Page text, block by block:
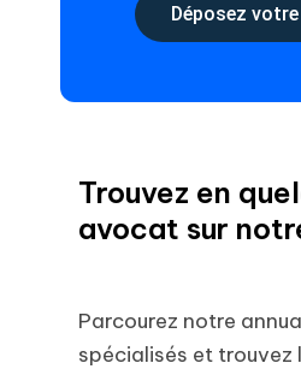
Déposez
Trouvez en
avocat sur
Parcourez notre
spécialisés et trouvez